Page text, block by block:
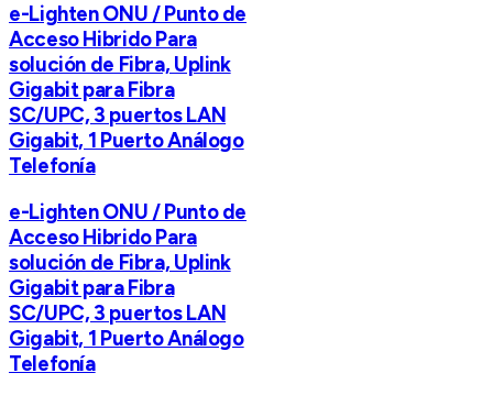
e-Lighten ONU / Punto de
Acceso Hibrido Para
solución de Fibra, Uplink
Gigabit para Fibra
SC/UPC, 3 puertos LAN
Gigabit, 1 Puerto Análogo
Telefonía
e-Lighten ONU / Punto de
Acceso Hibrido Para
solución de Fibra, Uplink
Gigabit para Fibra
SC/UPC, 3 puertos LAN
Gigabit, 1 Puerto Análogo
Telefonía